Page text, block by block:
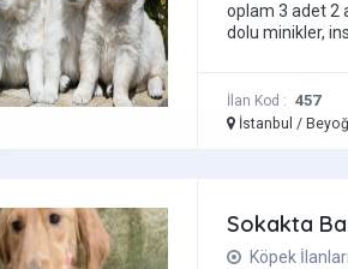
oplam 3 adet 2
dolu minikler,
İlan Kod : 457
İstanbul /
Sokakta
Köpek